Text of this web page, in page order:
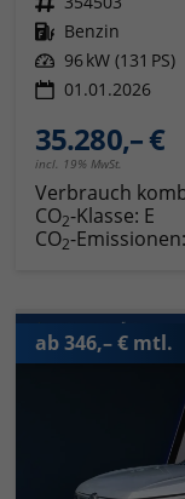
Kraftstoff Benzin
Leistung 96 kW (131 PS)
01.01.2026
35.280,– €
incl. 19% MwSt.
Verbrauch
CO2-Klasse: E
CO2-Emissionen:
ab 346,– € mtl.